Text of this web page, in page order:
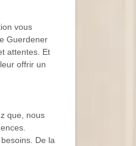
vous
Guerdener
attentes. Et
offrir un
que, nous
De la